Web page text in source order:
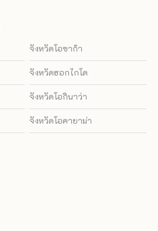
จังหวัดโอซาก้า
จังหวัดฮอกไกโด
จังหวัดโอกินาว่า
จังหวัดโอคายาม่า